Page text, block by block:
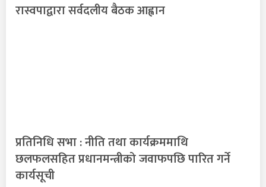
रास्वपाद्वारा सर्वदलीय बैठक आह्वान
प्रतिनिधि सभा : नीति तथा कार्यक्रममाथि
छलफलसहित प्रधानमन्त्रीको जवाफपछि पारित गर्ने
कार्यसूची